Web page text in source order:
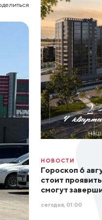
НОВОСТИ
Гороскоп 6
стоит
смогут
сегодня, 01:00